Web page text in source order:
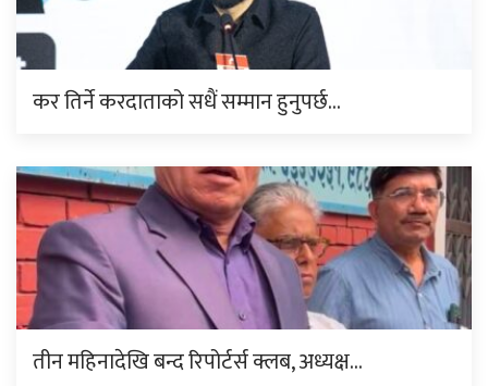
कर तिर्ने करदाताको सधैं सम्मान हुनुपर्छ…
तीन महिनादेखि बन्द रिपोर्टर्स क्लब, अध्यक्ष…